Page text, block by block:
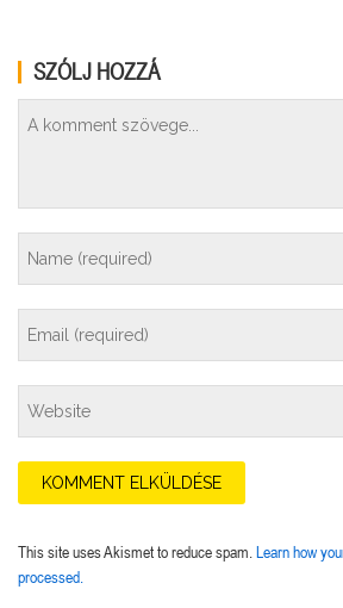
SZÓLJ HOZZÁ
This site uses Akismet to reduce spam. Learn how
processed.